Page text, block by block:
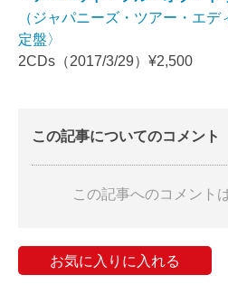
（ジャパニーズ・ツアー・エ
定盤〉
2CDs（2017/3/29）¥2,500
この記事についてのコメント
この記事へのコメント
お気に入りに入れる